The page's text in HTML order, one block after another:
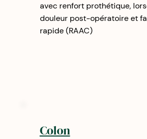
avec renfort prothétique,
douleur post-opératoire et
rapide (RAAC)
Colon